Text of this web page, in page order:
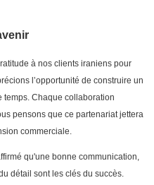
à nos clients iraniens pour
l’opportunité de construire un
temps. Chaque collaboration
pensons que ce partenariat jettera
commerciale.
qu'une bonne communication,
détail sont les clés du succès.